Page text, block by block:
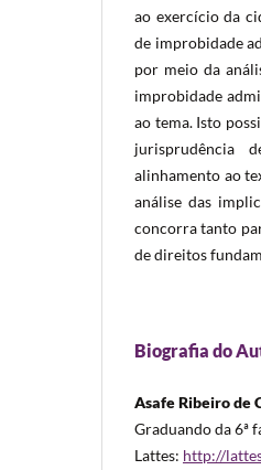
ao exercício da
de improbidade
por meio da
improbidade
ao tema. Isto
jurisprudência
alinhamento ao
análise das
concorra tanto
de direitos
Biografia do
Asafe Ribeiro de
Graduando da 6ª
Lattes: http://